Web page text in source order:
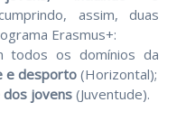
assim, duas
Erasmus+:
os domínios da
e desporto (Horizontal);
dos jovens (Juventude).